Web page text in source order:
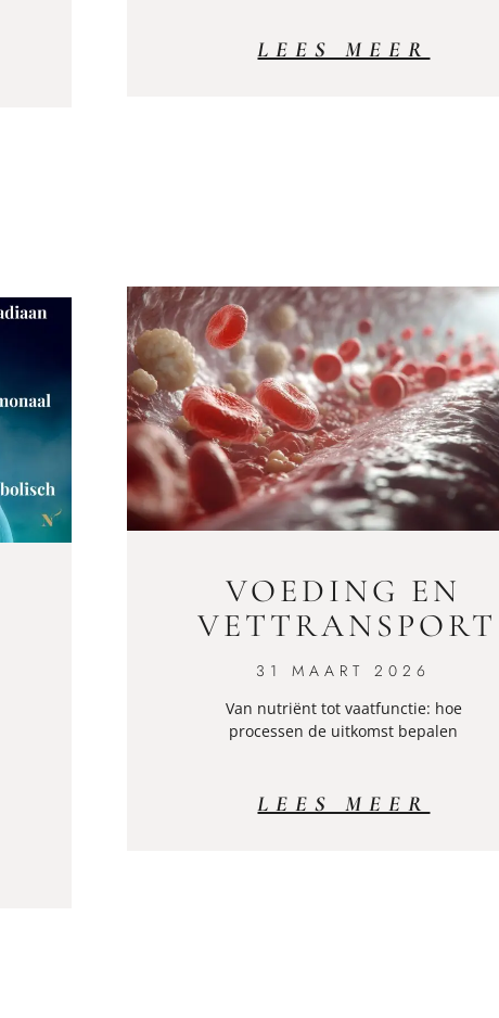
LEES MEER
VOEDING EN
VETTRANSPORT
31 MAART 2026
Van nutriënt tot vaatfunctie: hoe
processen de uitkomst bepalen
LEES MEER